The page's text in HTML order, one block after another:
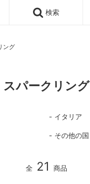
検索
ング
スパークリング
イタリア
その他の国
全 21 商品